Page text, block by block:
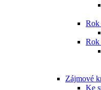
Rok
Rok
Zájmové
Ke